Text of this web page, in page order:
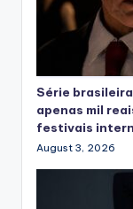
Série
apenas mil
festivais
August 3, 2026